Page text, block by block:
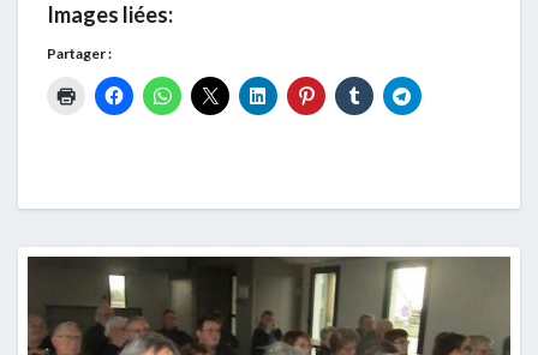
Images liées:
Partager :